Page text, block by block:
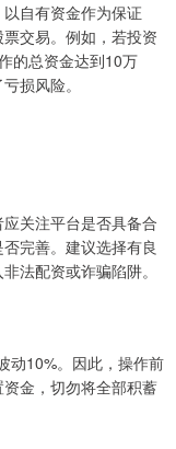
自有资金作为保证
交易。例如，若投资
的总资金达到10万
损风险。
关注平台是否具备合
完善。建议选择有良
法配资或诈骗陷阱。
动10%。因此，操作前
金，切勿将全部积蓄